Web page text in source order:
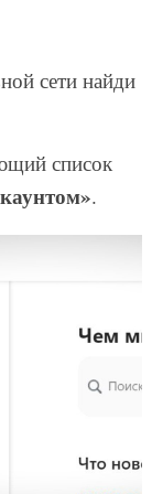
сети найди
список
.